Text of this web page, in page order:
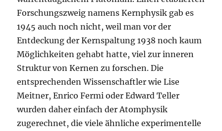
Forschungszweig namens Kernphysik gab es
1945 auch noch nicht, weil man vor der
Entdeckung der Kernspaltung 1938 noch kaum
Möglichkeiten gehabt hatte, viel zur inneren
Struktur von Kernen zu forschen. Die
entsprechenden Wissenschaftler wie Lise
Meitner, Enrico Fermi oder Edward Teller
wurden daher einfach der Atomphysik
zugerechnet, die viele ähnliche experimentelle